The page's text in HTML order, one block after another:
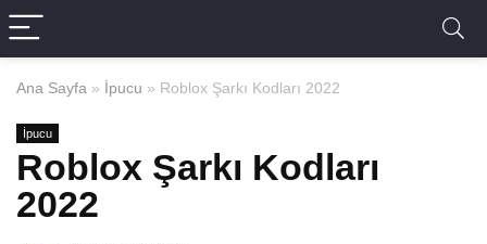
Ana Sayfa » İpucu » Roblox Şarkı Kodları 2022
İpucu
Roblox Şarkı Kodları
2022